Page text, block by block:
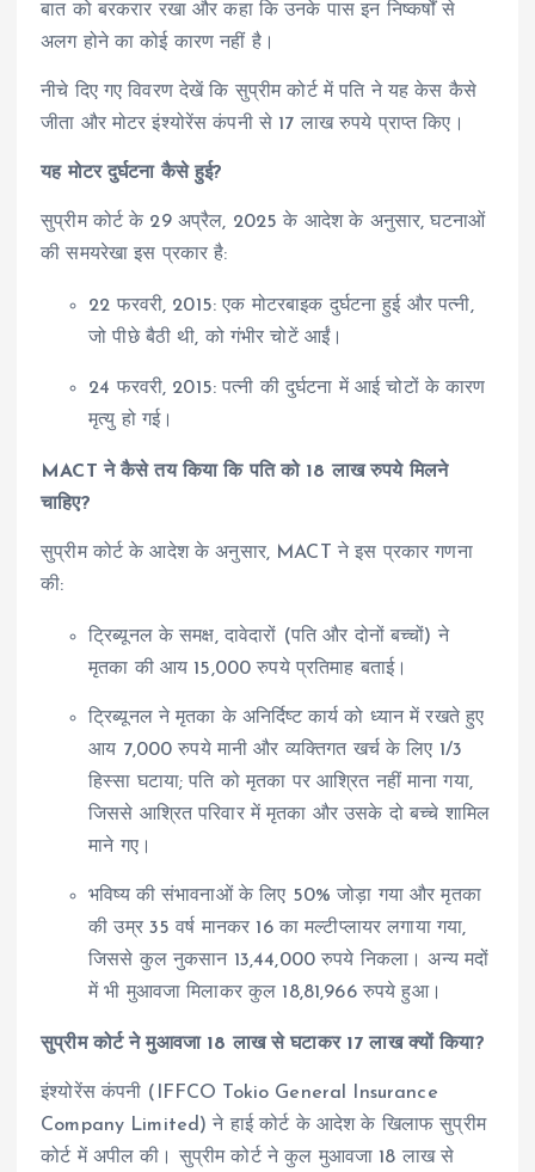
बात को बरकरार रखा और कहा कि उनके पास इन निष्कर्षों से
अलग होने का कोई कारण नहीं है।
नीचे दिए गए विवरण देखें कि सुप्रीम कोर्ट में पति ने यह केस कैसे
जीता और मोटर इंश्योरेंस कंपनी से 17 लाख रुपये प्राप्त किए।
यह मोटर दुर्घटना कैसे हुई?
सुप्रीम कोर्ट के 29 अप्रैल, 2025 के आदेश के अनुसार, घटनाओं
की समयरेखा इस प्रकार है:
22 फरवरी, 2015: एक मोटरबाइक दुर्घटना हुई और पत्नी,
जो पीछे बैठी थी, को गंभीर चोटें आईं।
24 फरवरी, 2015: पत्नी की दुर्घटना में आई चोटों के कारण
मृत्यु हो गई।
MACT ने कैसे तय किया कि पति को 18 लाख रुपये मिलने
चाहिए?
सुप्रीम कोर्ट के आदेश के अनुसार, MACT ने इस प्रकार गणना
की:
ट्रिब्यूनल के समक्ष, दावेदारों (पति और दोनों बच्चों) ने
मृतका की आय 15,000 रुपये प्रतिमाह बताई।
ट्रिब्यूनल ने मृतका के अनिर्दिष्ट कार्य को ध्यान में रखते हुए
आय 7,000 रुपये मानी और व्यक्तिगत खर्च के लिए 1/3
हिस्सा घटाया; पति को मृतका पर आश्रित नहीं माना गया,
जिससे आश्रित परिवार में मृतका और उसके दो बच्चे शामिल
माने गए।
भविष्य की संभावनाओं के लिए 50% जोड़ा गया और मृतका
की उम्र 35 वर्ष मानकर 16 का मल्टीप्लायर लगाया गया,
जिससे कुल नुकसान 13,44,000 रुपये निकला। अन्य मदों
में भी मुआवजा मिलाकर कुल 18,81,966 रुपये हुआ।
सुप्रीम कोर्ट ने मुआवजा 18 लाख से घटाकर 17 लाख क्यों किया?
इंश्योरेंस कंपनी (IFFCO Tokio General Insurance
Company Limited) ने हाई कोर्ट के आदेश के खिलाफ सुप्रीम
कोर्ट में अपील की। सुप्रीम कोर्ट ने कुल मुआवजा 18 लाख से